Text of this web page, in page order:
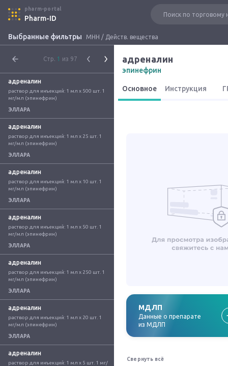
pharm-portal
Pharm-ID
Выбранные фильтры МНН / Действ. вещества
Стр. 1 из 97
адреналин
раствор для инъекций: 1 мл x 500 шт. 1
мг/мл (эпинефрин)
ЭЛЛАРА
адреналин
раствор для инъекций: 1 мл x 25 шт. 1
мг/мл (эпинефрин)
ЭЛЛАРА
адреналин
раствор для инъекций: 1 мл x 10 шт. 1
мг/мл (эпинефрин)
ЭЛЛАРА
адреналин
раствор для инъекций: 1 мл x 50 шт. 1
мг/мл (эпинефрин)
ЭЛЛАРА
адреналин
раствор для инъекций: 1 мл x 250 шт. 1
мг/мл (эпинефрин)
ЭЛЛАРА
адреналин
раствор для инъекций: 1 мл x 20 шт. 1
мг/мл (эпинефрин)
ЭЛЛАРА
адреналин
раствор для инъекций: 1 мл x 5 шт. 1 мг/
адреналин
эпинефрин
Основное Инструкция
МДЛП
Данные о препарате
из МДЛП
Свернуть всё